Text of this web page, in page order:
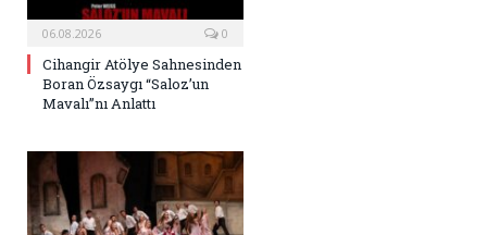
06.08.2026 0
Cihangir Atölye Sahnesinden
Boran Özsaygı “Saloz’un
Mavalı”nı Anlattı